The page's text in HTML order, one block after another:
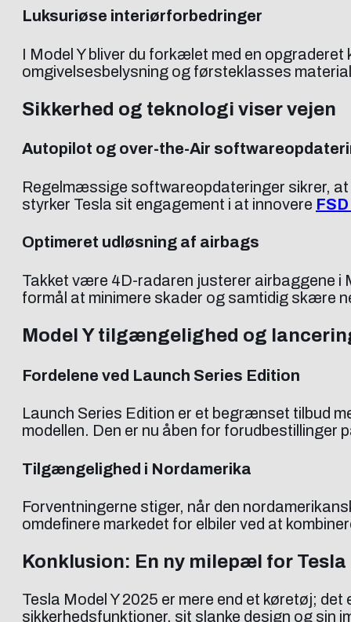
Luksuriøse interiørforbedringer
I Model Y bliver du forkælet med en
omgivelsesbelysning og førsteklasses
Sikkerhed og teknologi viser vejen
Autopilot og over-the-Air
Regelmæssige softwareopdateringer sikrer,
styrker Tesla sit engagement i at innovere
Optimeret udløsning af airbags
Takket være 4D-radaren justerer airbaggene i
formål at minimere skader og samtidig skære
Model Y tilgængelighed og
Fordelene ved Launch Series Edition
Launch Series Edition er et begrænset tilbud
modellen. Den er nu åben for forudbestillinger
Tilgængelighed i Nordamerika
Forventningerne stiger, når den
omdefinere markedet for elbiler ved at
Konklusion: En ny milepæl for Tesla
Tesla Model Y 2025 er mere end et køretøj;
sikkerhedsfunktioner, sit slanke design og sin